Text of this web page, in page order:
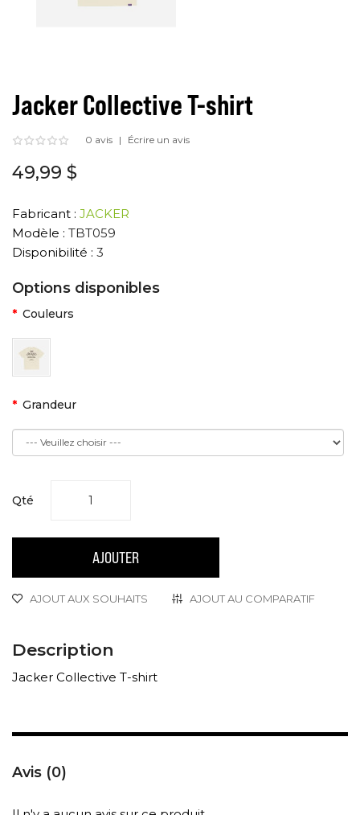
Jacker Collective T-shirt
0 avis Écrire un avis
49,99 $
Fabricant : JACKER
Modèle : TBT059
Disponibilité : 3
Options disponibles
Couleurs
Grandeur
Qté
AJOUTER
AJOUT AUX SOUHAITS AJOUT AU COMPARATIF
Description
Jacker Collective T-shirt
Avis (0)